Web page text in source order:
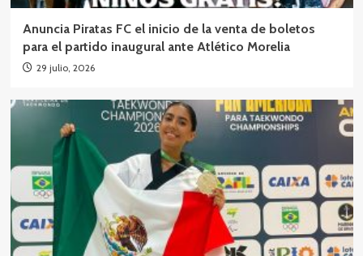
Anuncia Piratas FC el inicio de la venta de boletos
para el partido inaugural ante Atlético Morelia
29 julio, 2026